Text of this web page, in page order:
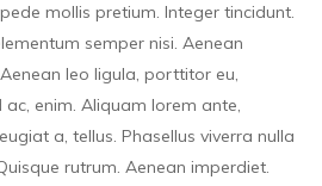
mollis pretium. Integer tincidunt.
semper nisi. Aenean
leo ligula, porttitor eu,
enim. Aliquam lorem ante,
a, tellus. Phasellus viverra nulla
rutrum. Aenean imperdiet.